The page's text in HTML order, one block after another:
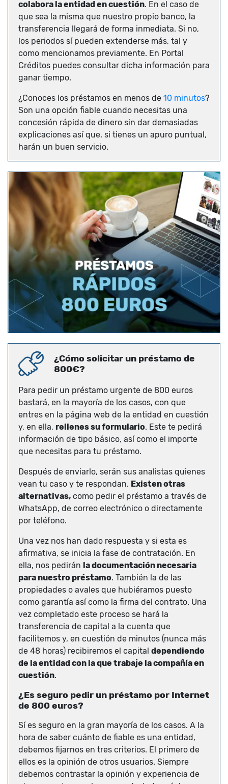
colabora la entidad en cuestión. En el caso de
que sea la misma que nuestro propio banco, la
transferencia llegará de forma inmediata. Si no,
los periodos sí pueden extenderse más, tal y
como mencionamos previamente. En Portal
Créditos puedes consultar dicha información para
ganar tiempo.
¿Conoces los préstamos en menos de 10 minutos?
Son una opción fiable cuando necesitas una
concesión rápida de dinero sin dar demasiadas
explicaciones así que, si tienes un apuro puntual,
harán un buen servicio.
¿Cómo solicitar un préstamo de
800€?
Para pedir un préstamo urgente de 800 euros
bastará, en la mayoría de los casos, con que
entres en la página web de la entidad en cuestión
y, en ella, rellenes su formulario. Este te pedirá
información de tipo básico, así como el importe
que necesitas para tu préstamo.
Después de enviarlo, serán sus analistas quienes
vean tu caso y te respondan. Existen otras
alternativas, como pedir el préstamo a través de
WhatsApp, de correo electrónico o directamente
por teléfono.
Una vez nos han dado respuesta y si esta es
afirmativa, se inicia la fase de contratación. En
ella, nos pedirán la documentación necesaria
para nuestro préstamo. También la de las
propiedades o avales que hubiéramos puesto
como garantía así como la firma del contrato. Una
vez completado este proceso se hará la
transferencia de capital a la cuenta que
facilitemos y, en cuestión de minutos (nunca más
de 48 horas) recibiremos el capital dependiendo
de la entidad con la que trabaje la compañía en
cuestión.
¿Es seguro pedir un préstamo por Internet
de 800 euros?
Sí es seguro en la gran mayoría de los casos. A la
hora de saber cuánto de fiable es una entidad,
debemos fijarnos en tres criterios. El primero de
ellos es la opinión de otros usuarios. Siempre
debemos contrastar la opinión y experiencia de